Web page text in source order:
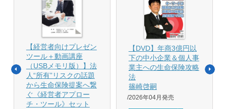
【経営者向けプレゼン
ツール＋動画講座
（USBメモリ版）】法
人“所有”リスクの話題
から生命保険提案へ繋
ぐ《経営者アプロー
チ・ツール》セット
【DVD】年商3億円以
下の中小企業＆個人事
業主への生命保険攻略
法
篠崎啓嗣
2026年04月発売